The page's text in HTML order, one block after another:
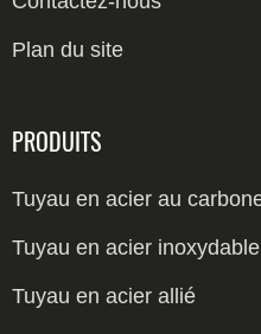
Plan du site
PRODUITS
Tuyau en acier au
Tuyau sans soudure en
Tuyau soudé en acier au
Tuyau en acier inoxydable
Tuyau 304
Tuyau en acier allié